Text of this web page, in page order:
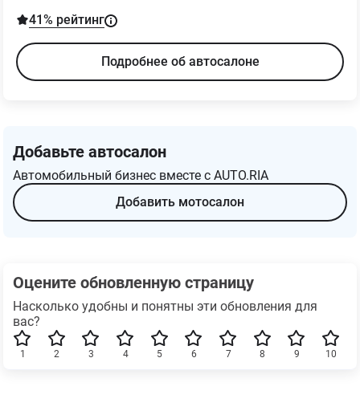
41% рейтинг
Подробнее об автосалоне
Добавьте автосалон
Автомобильный бизнес вместе с AUTO.RIA
Добавить мотосалон
Оцените обновленную страницу
Насколько удобны и понятны эти обновления для
вас?
10
9
8
7
6
5
4
3
2
1